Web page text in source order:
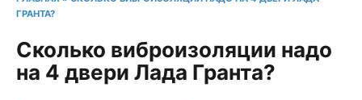
ГРАНТА?
Сколько виброизоляции надо
на 4 двери Лада Гранта?